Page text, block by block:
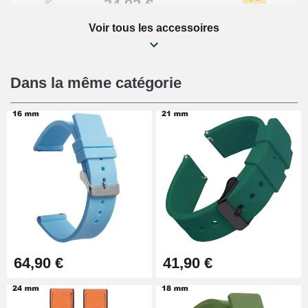
34,92 €
Kit Réparation Montre Débutant
16,90 €
Pied à Coulisse Numérique
9,90 €
Kit Horlogerie Débutant
26,90 €
Boîte Pompe Bracelet Montre -
Diamètre 1,50 mm - 8 à 25 mm
14,08 €
Voir tous les accessoires
Dans la même catégorie
64,90 € 41,90 €